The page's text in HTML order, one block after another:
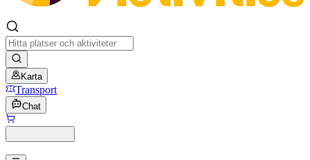
Karta
Transport
Chat